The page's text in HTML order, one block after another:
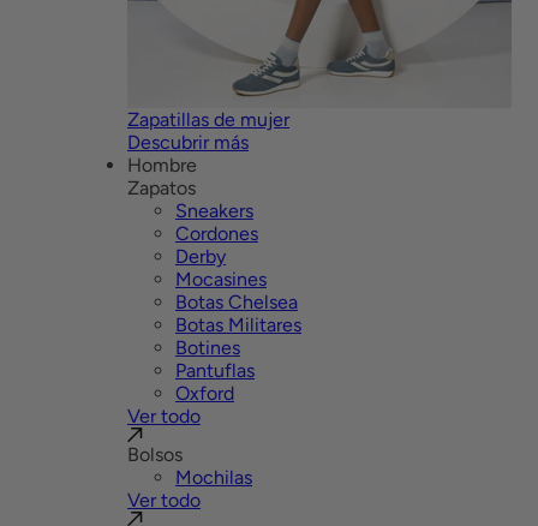
Zapatillas de mujer
Descubrir más
Hombre
Zapatos
Sneakers
Cordones
Derby
Mocasines
Botas Chelsea
Botas Militares
Botines
Pantuflas
Oxford
Ver todo
Bolsos
Mochilas
Ver todo